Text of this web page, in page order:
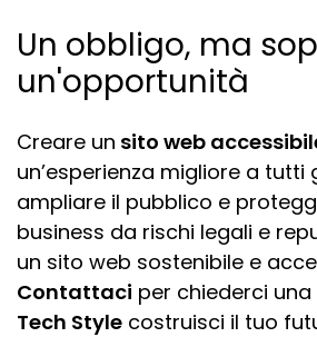
Un obbligo, ma
un'opportunità
Creare un sito web
un’esperienza migliore a tutti
ampliare il pubblico e
business da rischi legali e
un sito web sostenibile e
Contattaci per chiederci
Tech Style costruisci il tuo